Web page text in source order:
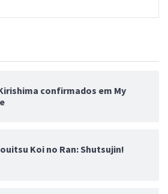
confirmados em My
Koi no Ran: Shutsujin!